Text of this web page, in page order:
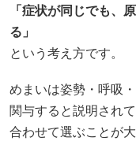
「症状が同じでも、
る」
という考え方です。
めまいは姿勢・呼吸
関与すると説明され
合わせて選ぶことが大